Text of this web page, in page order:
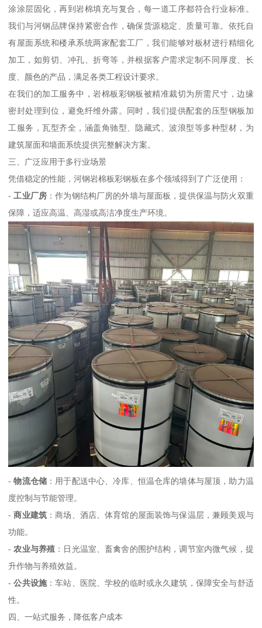
涂涂层固化，再到岩棉填充与复合，每一道工序都符合行业标准。
我们与河钢品牌保持紧密合作，确保货源稳定、质量可靠。依托自
有屋面系统和楼承系统两家配套工厂，我们能够对板材进行精细化
加工，如剪切、冲孔、折弯等，并根据客户需求定制不同厚度、长
度、颜色的产品，满足各类工程设计要求。
在我们的加工服务中，岩棉板彩钢板被精准裁切为所需尺寸，边缘
密封处理到位，避免纤维外露。同时，我们提供配套的压型钢板加
工服务，瓦型齐全，涵盖角驰型、隐藏式、波浪型等多种型材，为
建筑屋面和墙面系统提供完整解决方案。
三、广泛应用于多行业场景
凭借稳定的性能，河钢岩棉板彩钢板在多个领域得到了广泛使用：
-工业厂房 ：作为钢结构厂房的外墙与屋面板，提供保温与防火双重
保障，适应高温、高湿或高洁净度生产环境。
-物流仓储 ：用于配送中心、冷库、恒温仓库的墙体与屋顶，助力温
度控制与节能管理。
-商业建筑 ：商场、酒店、体育馆的屋面装饰与保温层，兼顾美观与
功能。
-农业与养殖 ：日光温室、畜禽舍的围护结构，调节室内微气候，提
升作物与养殖效益。
-公共设施：车站、医院、学校的临时或永久建筑，保障安全与舒适
性。
四、一站式服务，降低客户成本